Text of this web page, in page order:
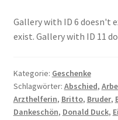
Gallery with ID 6 doesn't
exist. Gallery with ID 11
Kategorie: Geschenke
Schlagwörter: Abschied,
Arzthelferin, Britto, Bruder,
Dankeschön, Donald Duck,